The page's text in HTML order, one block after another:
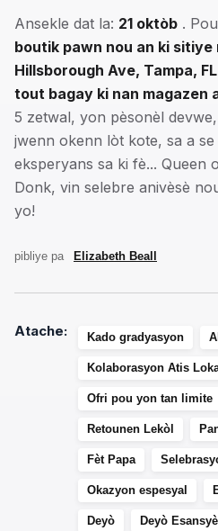
Ansekle dat la: 21 oktòb .
boutik pawn nou an ki sitiye
Hillsborough Ave, Tampa, FL
tout bagay ki nan magazen
5 zetwal, yon pèsonèl
jwenn okenn lòt kote, sa a
eksperyans sa ki fè... Queen
Donk, vin selebre anivèsè
yo!
pibliye pa Elizabeth Beall
Atache: Kado gradyasyon
Kolaborasyon Atis
Ofri pou yon tan limite
Retounen Lekòl
Fèt Papa
Okazyon espesyal
Deyò Deyò